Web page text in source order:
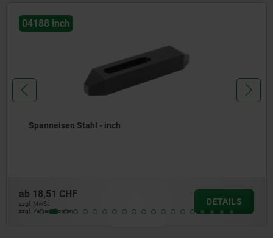
04188 inch
Spanneisen Stahl - inch
ab 18,51 CHF
zzgl. MwSt.
zzgl. Versandkosten
DETAILS